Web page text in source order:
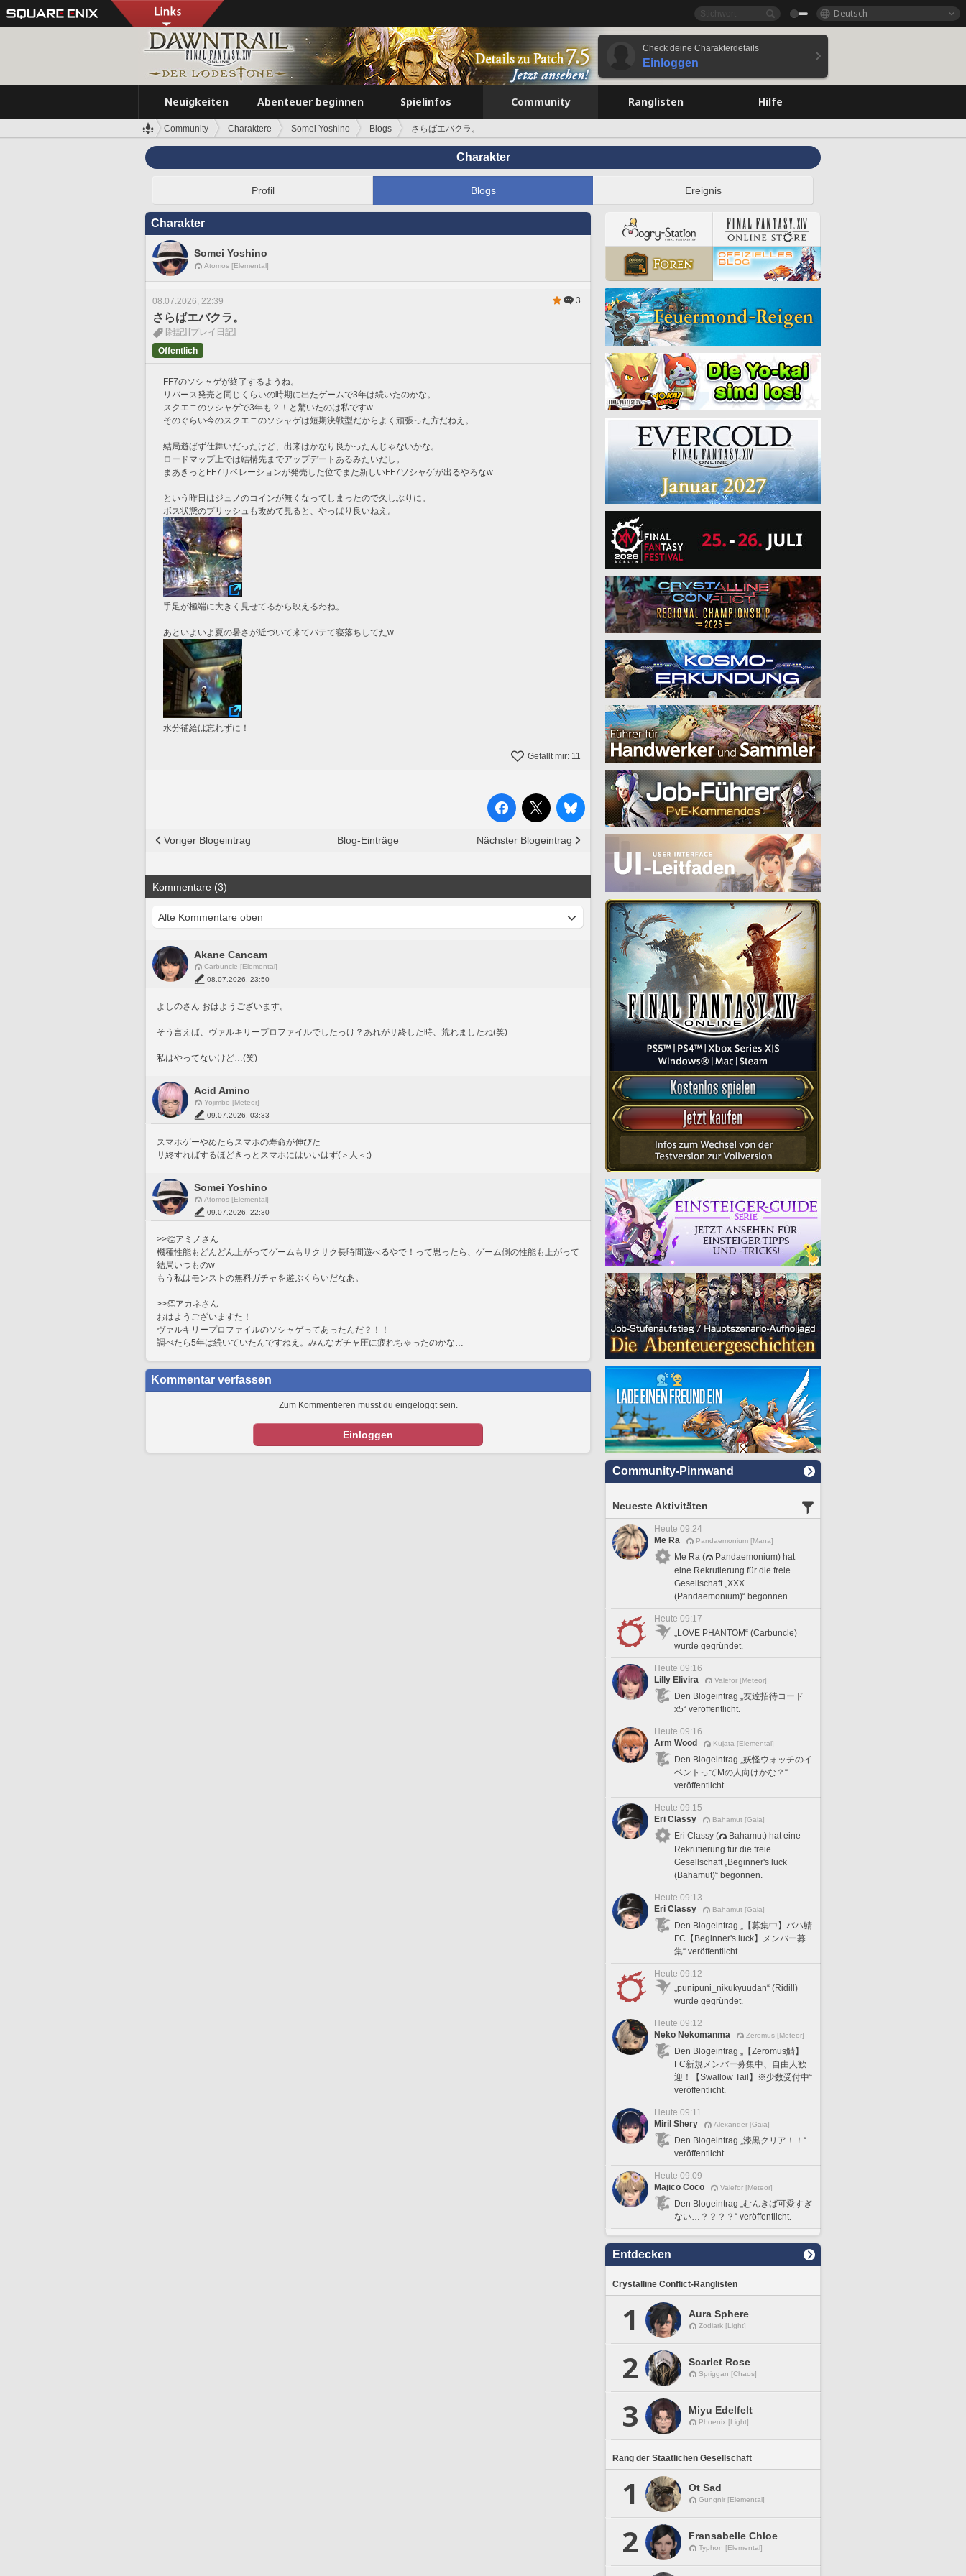
Deutsch
Check deine Charakterdetails
Einloggen
Neuigkeiten Abenteuer beginnen Spielinfos Community Ranglisten Hilfe
Community Charaktere Somei Yoshino Blogs さらばエバクラ。
Charakter
Profil Blogs Ereignis
Charakter
Somei Yoshino
Atomos [Elemental]
08.07.2026, 22:39 3
さらばエバクラ。
[雑記] [プレイ日記]
Öffentlich
FF7のソシャゲが終了するようね。
リバース発売と同じくらいの時期に出たゲームで3年は続いたのかな。
スクエニのソシャゲで3年も？！と驚いたのは私ですw
そのぐらい今のスクエニのソシャゲは短期決戦型だからよく頑張った方だねえ。
結局遊ばず仕舞いだったけど、出来はかなり良かったんじゃないかな。
ロードマップ上では結構先までアップデートあるみたいだし。
まあきっとFF7リベレーションが発売した位でまた新しいFF7ソシャゲが出るやろなw
という昨日はジュノのコインが無くなってしまったので久しぶりに。
ボス状態のプリッシュも改めて見ると、やっぱり良いねえ。
手足が極端に大きく見せてるから映えるわね。
あといよいよ夏の暑さが近づいて来てバテて寝落ちしてたw
水分補給は忘れずに！
Gefällt mir: 11
Voriger Blogeintrag Blog-Einträge Nächster Blogeintrag
Kommentare (3)
Akane Cancam
Carbuncle [Elemental]
08.07.2026, 23:50
よしのさん おはようございます。
そう言えば、ヴァルキリープロファイルでしたっけ？あれがサ終した時、荒れましたね(笑)
私はやってないけど…(笑)
Acid Amino
Yojimbo [Meteor]
09.07.2026, 03:33
スマホゲーやめたらスマホの寿命が伸びた
サ終すればするほどきっとスマホにはいいはず(＞人＜;)
Somei Yoshino
Atomos [Elemental]
09.07.2026, 22:30
>>👏アミノさん
機種性能もどんどん上がってゲームもサクサク長時間遊べるやで！って思ったら、ゲーム側の性能も上がって
結局いつものw
もう私はモンストの無料ガチャを遊ぶくらいだなあ。
>>👏アカネさん
おはようございますた！
ヴァルキリープロファイルのソシャゲってあったんだ？！！
調べたら5年は続いていたんですねえ。みんなガチャ圧に疲れちゃったのかな…
Kommentar verfassen
Zum Kommentieren musst du eingeloggt sein.
Einloggen
Community-Pinnwand
Neueste Aktivitäten
Heute 09:24
Me Ra
Pandaemonium [Mana]
Me Ra (
Pandaemonium) hat
eine Rekrutierung für die freie
Gesellschaft „XXX
(Pandaemonium)“ begonnen.
Heute 09:17
„LOVE PHANTOM“ (Carbuncle)
wurde gegründet.
Heute 09:16
Lilly Elivira
Valefor [Meteor]
Den Blogeintrag „友達招待コード
x5“ veröffentlicht.
Heute 09:16
Arm Wood
Kujata [Elemental]
Den Blogeintrag „妖怪ウォッチのイ
ベントってMの人向けかな？“
veröffentlicht.
Heute 09:15
Eri Classy
Bahamut [Gaia]
Eri Classy (
Bahamut) hat eine
Rekrutierung für die freie
Gesellschaft „Beginner's luck
(Bahamut)“ begonnen.
Heute 09:13
Eri Classy
Bahamut [Gaia]
Den Blogeintrag „【募集中】バハ鯖
FC【Beginner's luck】メンバー募
集“ veröffentlicht.
Heute 09:12
„punipuni_nikukyuudan“ (Ridill)
wurde gegründet.
Heute 09:12
Neko Nekomanma
Zeromus [Meteor]
Den Blogeintrag „【Zeromus鯖】
FC新規メンバー募集中、自由人歓
迎！【Swallow Tail】※少数受付中“
veröffentlicht.
Heute 09:11
Miril Shery
Alexander [Gaia]
Den Blogeintrag „漆黒クリア！！“
veröffentlicht.
Heute 09:09
Majico Coco
Valefor [Meteor]
Den Blogeintrag „むんきば可愛すぎ
ない…？？？？“ veröffentlicht.
Entdecken
Crystalline Conflict-Ranglisten
1 Aura Sphere
Zodiark [Light]
2 Scarlet Rose
Spriggan [Chaos]
3 Miyu Edelfelt
Phoenix [Light]
Rang der Staatlichen Gesellschaft
1 Ot Sad
Gungnir [Elemental]
2 Fransabelle Chloe
Typhon [Elemental]